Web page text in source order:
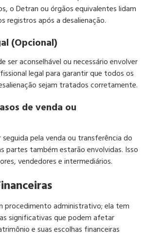
o Detran ou órgãos equivalentes lidam
registros após a desalienação.
(Opcional)
ser aconselhável ou necessário envolver
legal para garantir que todos os
sejam tratados corretamente.
de venda ou
pela venda ou transferência do
partes também estarão envolvidas. Isso
vendedores e intermediários.
procedimento administrativo; ela tem
significativas que podem afetar
e suas escolhas financeiras